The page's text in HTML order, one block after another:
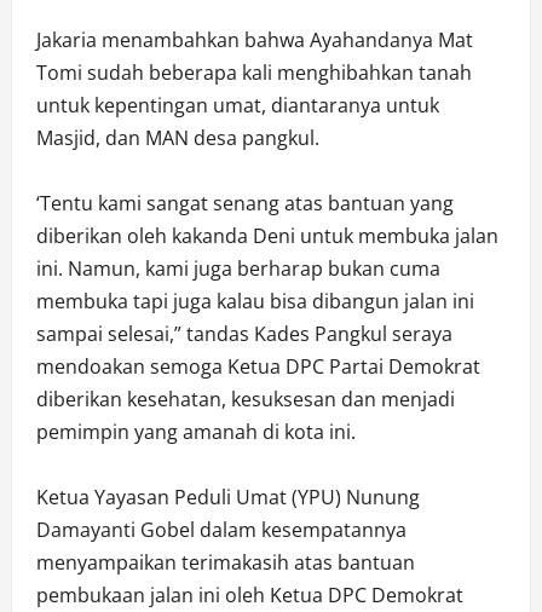
Jakaria menambahkan bahwa Ayahandanya Mat
Tomi sudah beberapa kali menghibahkan tanah
untuk kepentingan umat, diantaranya untuk
Masjid, dan MAN desa pangkul.
‘Tentu kami sangat senang atas bantuan yang
diberikan oleh kakanda Deni untuk membuka jalan
ini. Namun, kami juga berharap bukan cuma
membuka tapi juga kalau bisa dibangun jalan ini
sampai selesai,” tandas Kades Pangkul seraya
mendoakan semoga Ketua DPC Partai Demokrat
diberikan kesehatan, kesuksesan dan menjadi
pemimpin yang amanah di kota ini.
Ketua Yayasan Peduli Umat (YPU) Nunung
Damayanti Gobel dalam kesempatannya
menyampaikan terimakasih atas bantuan
pembukaan jalan ini oleh Ketua DPC Demokrat